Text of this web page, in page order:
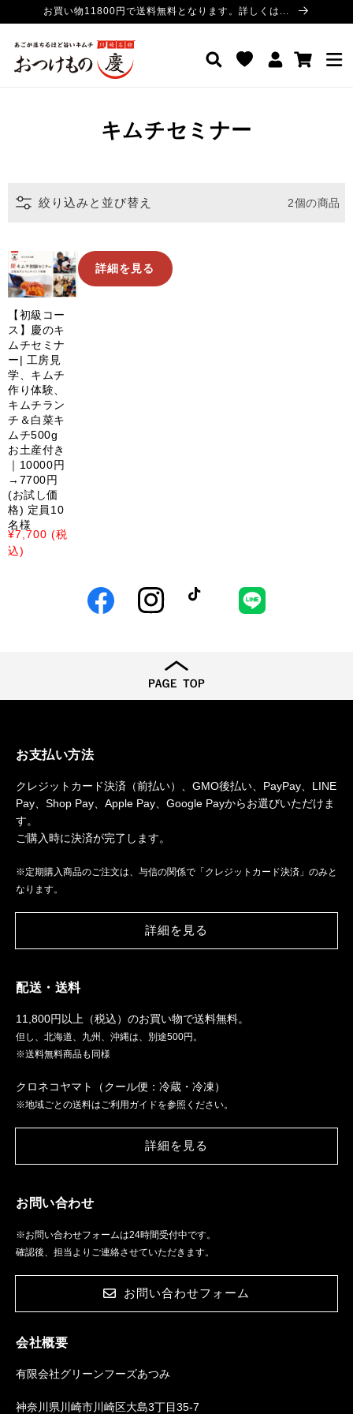
ンツにお買い物11800円で送料無料となります。詳しくは...
グ
イ
ー
コ
シ
ン:
キムチセミナー
絞り込みと並び替え 2個の商品
【初
級
コ
ー
ス】
慶
の
キ
ム
チ
セ
ナ
ー|
工
房
ム
ラ
ン
チ
＆
白
菜
お
土
産
付
き
10000
円
→7700
(お
し
様
【初級コー
ス】慶のキ
ムチセミナ
ー| 工房見
学、キムチ
作り体験、
キムチラン
チ＆白菜キ
ムチ500g
お土産付き
｜10000円
→7700円
(お試し価
格) 定員10
名様
通
常
¥7,700 (税
込)
詳細を見る
FacebookInstagram LINE
お支払い方法
クレジットカード決済（前払い）、GMO後払い、PayPay、LINE
Pay、Shop Pay、Apple Pay、Google Payからお選びいただけま
す。
ご購入時に決済が完了します。
※定期購入商品のご注文は、与信の関係で「クレジットカード決済」のみと
なります。
詳細を見る
配送・送料
11,800円以上（税込）のお買い物で送料無料。
但し、北海道、九州、沖縄は、別途500円。
※送料無料商品も同様
クロネコヤマト（クール便：冷蔵・冷凍）
※地域ごとの送料はご利用ガイドを参照ください。
詳細を見る
お問い合わせ
※お問い合わせフォームは24時間受付中です。
確認後、担当よりご連絡させていただきます。
お問い合わせフォーム
会社概要
有限会社グリーンフーズあつみ
神奈川県川崎市川崎区大島3丁目35-7